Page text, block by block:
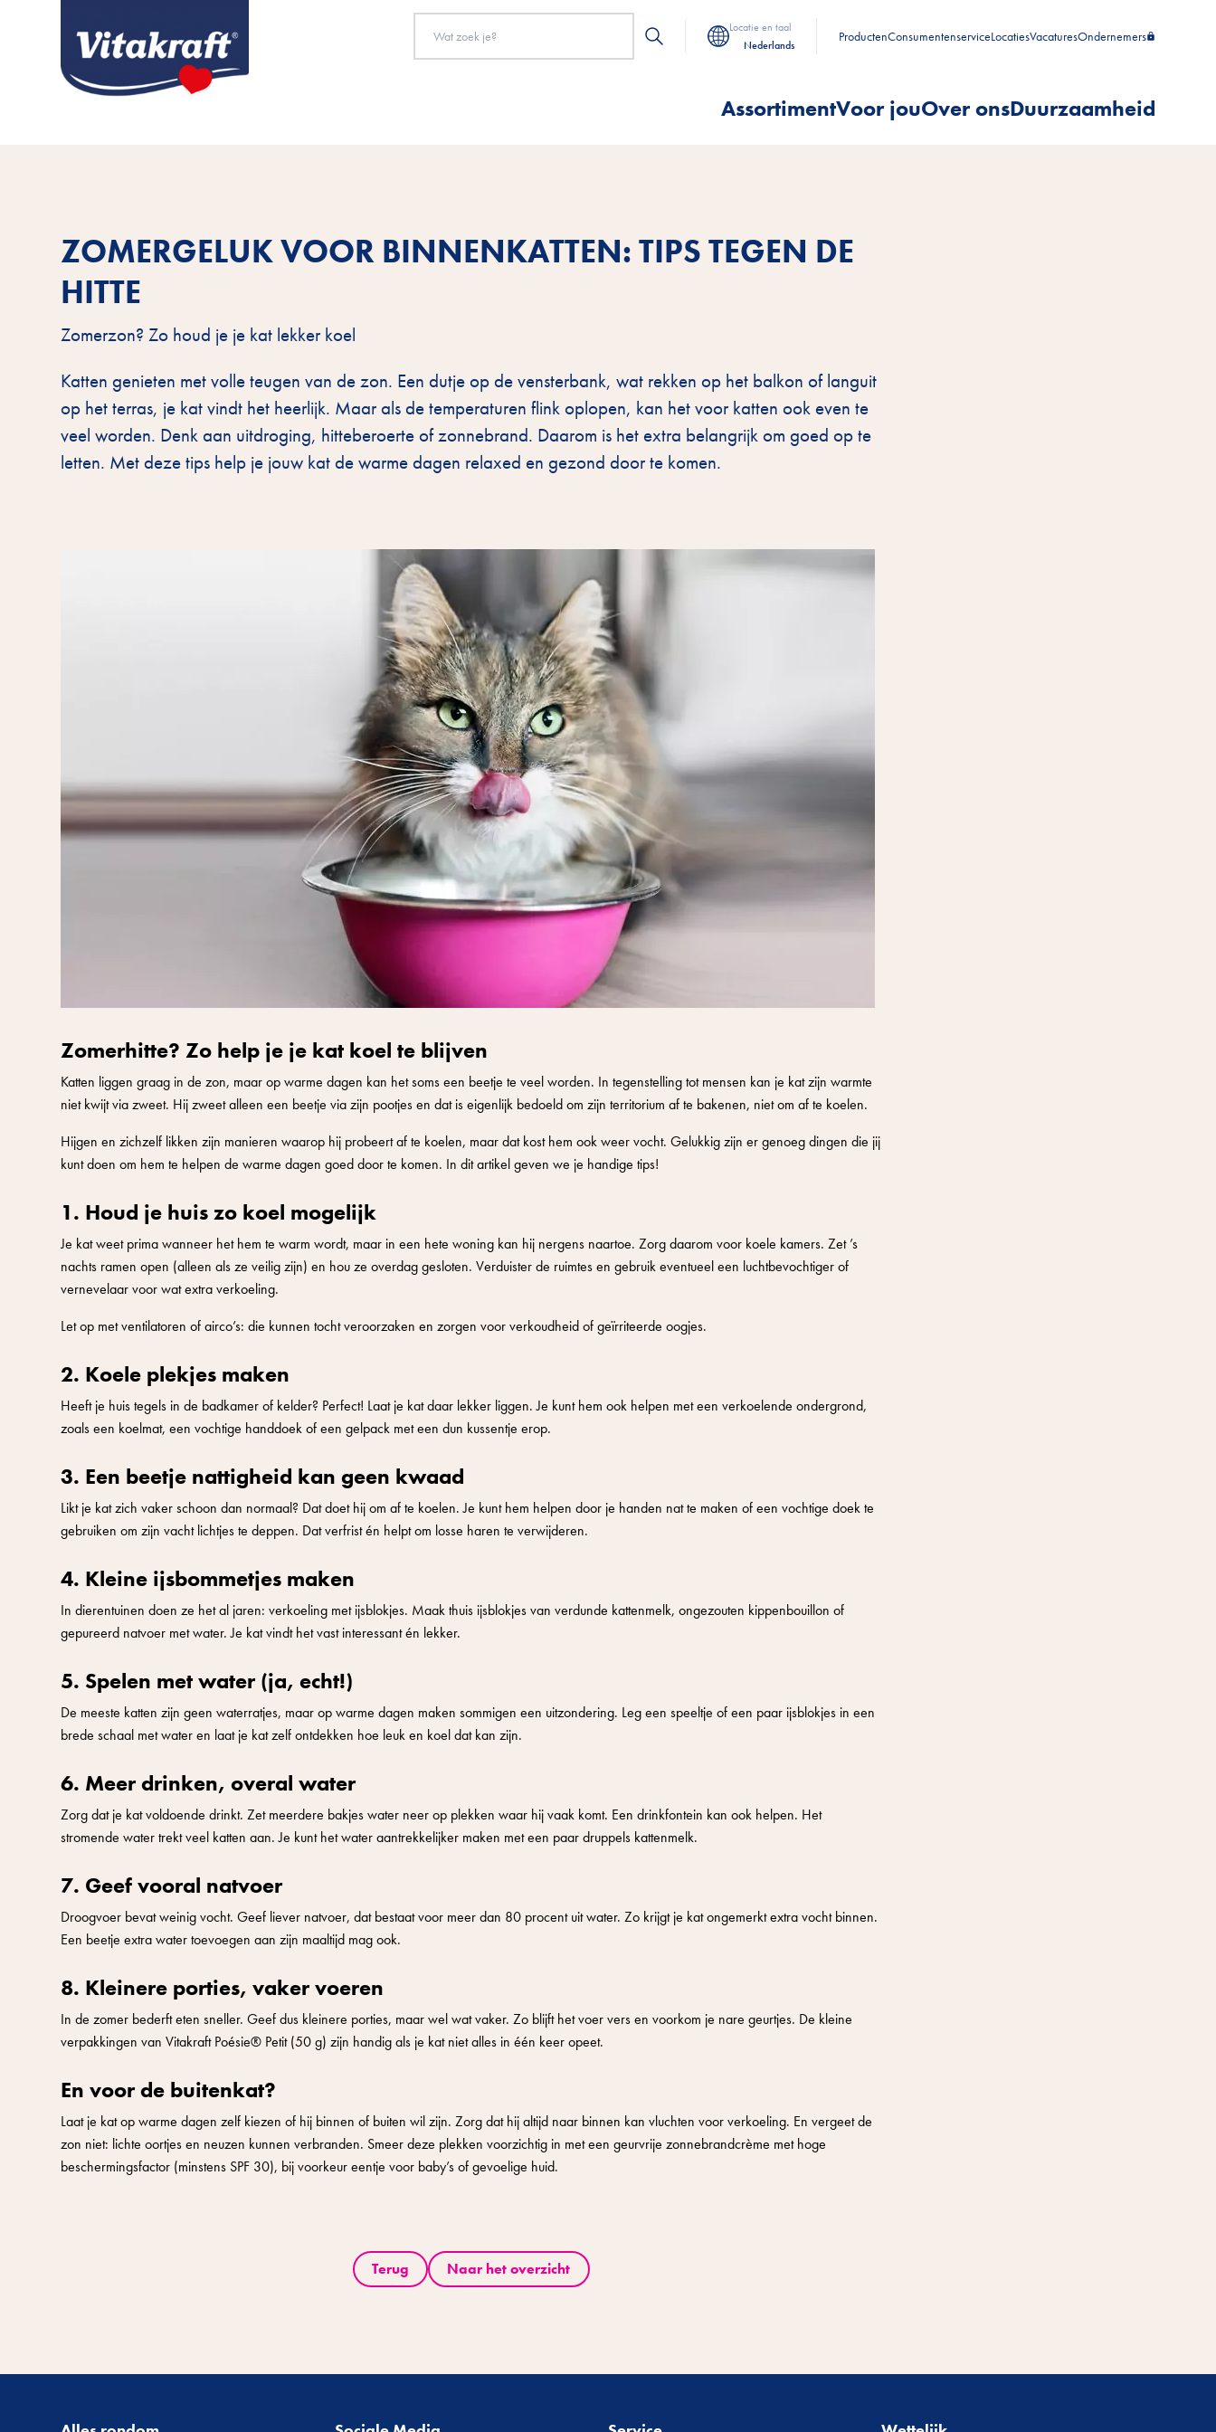
Locatie en taal
Nederlands
ProductenConsumentenserviceLocatiesVacaturesOndernemers
AssortimentVoor jouOver onsDuurzaamheid
ZOMERGELUK VOOR BINNENKATTEN: TIPS TEGEN DE
HITTE
Zomerzon? Zo houd je je kat lekker koel
Katten genieten met volle teugen van de zon. Een dutje op de vensterbank, wat rekken op het balkon of languit
op het terras, je kat vindt het heerlijk. Maar als de temperaturen flink oplopen, kan het voor katten ook even te
veel worden. Denk aan uitdroging, hitteberoerte of zonnebrand. Daarom is het extra belangrijk om goed op te
letten. Met deze tips help je jouw kat de warme dagen relaxed en gezond door te komen.
Zomerhitte? Zo help je je kat koel te blijven
Katten liggen graag in de zon, maar op warme dagen kan het soms een beetje te veel worden. In tegenstelling tot mensen kan je kat zijn warmte
niet kwijt via zweet. Hij zweet alleen een beetje via zijn pootjes en dat is eigenlijk bedoeld om zijn territorium af te bakenen, niet om af te koelen.
Hijgen en zichzelf likken zijn manieren waarop hij probeert af te koelen, maar dat kost hem ook weer vocht. Gelukkig zijn er genoeg dingen die jij
kunt doen om hem te helpen de warme dagen goed door te komen. In dit artikel geven we je handige tips!
1. Houd je huis zo koel mogelijk
Je kat weet prima wanneer het hem te warm wordt, maar in een hete woning kan hij nergens naartoe. Zorg daarom voor koele kamers. Zet ’s
nachts ramen open (alleen als ze veilig zijn) en hou ze overdag gesloten. Verduister de ruimtes en gebruik eventueel een luchtbevochtiger of
vernevelaar voor wat extra verkoeling.
Let op met ventilatoren of airco’s: die kunnen tocht veroorzaken en zorgen voor verkoudheid of geïrriteerde oogjes.
2. Koele plekjes maken
Heeft je huis tegels in de badkamer of kelder? Perfect! Laat je kat daar lekker liggen. Je kunt hem ook helpen met een verkoelende ondergrond,
zoals een koelmat, een vochtige handdoek of een gelpack met een dun kussentje erop.
3. Een beetje nattigheid kan geen kwaad
Likt je kat zich vaker schoon dan normaal? Dat doet hij om af te koelen. Je kunt hem helpen door je handen nat te maken of een vochtige doek te
gebruiken om zijn vacht lichtjes te deppen. Dat verfrist én helpt om losse haren te verwijderen.
4. Kleine ijsbommetjes maken
In dierentuinen doen ze het al jaren: verkoeling met ijsblokjes. Maak thuis ijsblokjes van verdunde kattenmelk, ongezouten kippenbouillon of
gepureerd natvoer met water. Je kat vindt het vast interessant én lekker.
5. Spelen met water (ja, echt!)
De meeste katten zijn geen waterratjes, maar op warme dagen maken sommigen een uitzondering. Leg een speeltje of een paar ijsblokjes in een
brede schaal met water en laat je kat zelf ontdekken hoe leuk en koel dat kan zijn.
6. Meer drinken, overal water
Zorg dat je kat voldoende drinkt. Zet meerdere bakjes water neer op plekken waar hij vaak komt. Een drinkfontein kan ook helpen. Het
stromende water trekt veel katten aan. Je kunt het water aantrekkelijker maken met een paar druppels kattenmelk.
7. Geef vooral natvoer
Droogvoer bevat weinig vocht. Geef liever natvoer, dat bestaat voor meer dan 80 procent uit water. Zo krijgt je kat ongemerkt extra vocht binnen.
Een beetje extra water toevoegen aan zijn maaltijd mag ook.
8. Kleinere porties, vaker voeren
In de zomer bederft eten sneller. Geef dus kleinere porties, maar wel wat vaker. Zo blijft het voer vers en voorkom je nare geurtjes. De kleine
verpakkingen van Vitakraft Poésie® Petit (50 g) zijn handig als je kat niet alles in één keer opeet.
En voor de buitenkat?
Laat je kat op warme dagen zelf kiezen of hij binnen of buiten wil zijn. Zorg dat hij altijd naar binnen kan vluchten voor verkoeling. En vergeet de
zon niet: lichte oortjes en neuzen kunnen verbranden. Smeer deze plekken voorzichtig in met een geurvrije zonnebrandcrème met hoge
beschermingsfactor (minstens SPF 30), bij voorkeur eentje voor baby’s of gevoelige huid.
Terug Naar het overzicht